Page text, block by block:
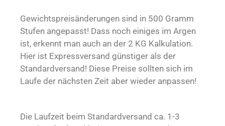
Gewichtspreisänderungen sind in 500 Gramm
Stufen angepasst! Dass noch einiges im Argen
ist, erkennt man auch an der 2 KG Kalkulation.
Hier ist Expressversand günstiger als der
Standardversand! Diese Preise sollten sich im
Laufe der nächsten Zeit aber wieder anpassen!
Die Laufzeit beim Standardversand ca. 1-3